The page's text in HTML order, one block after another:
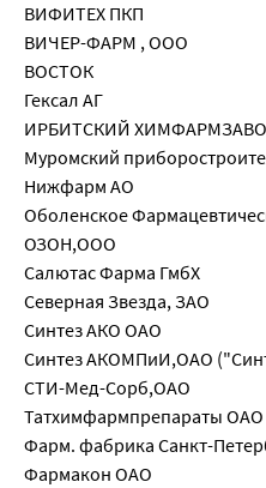
ВИФИТЕХ ПКП
ВИЧЕР-ФАРМ , ООО
ВОСТОК
Гексал АГ
ИРБИТСКИЙ
Муромский
Нижфарм АО
Оболенское
ОЗОН,ООО
Салютас Фарма ГмбХ
Северная Звезда, ЗАО
Синтез АКО ОАО
Синтез АКОМПиИ,ОАО
СТИ-Мед-Сорб,ОАО
Татхимфармпрепараты ОАО
Фарм. фабрика Санкт-
Фармакон ОАО